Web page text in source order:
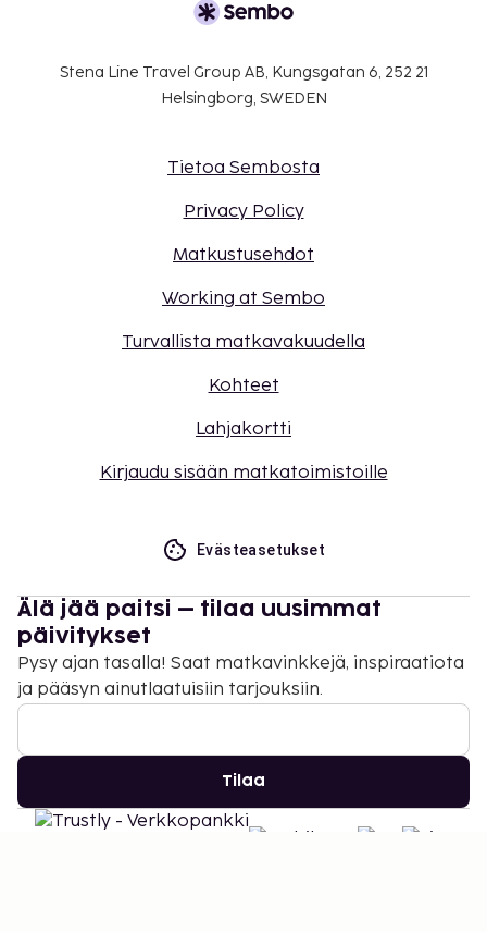
Stena Line Travel Group AB, Kungsgatan 6, 252 21
Helsingborg, SWEDEN
Tietoa Sembosta
Privacy Policy
Matkustusehdot
Working at Sembo
Turvallista matkavakuudella
Kohteet
Lahjakortti
Kirjaudu sisään matkatoimistoille
Evästeasetukset
Älä jää paitsi – tilaa uusimmat
päivitykset
Pysy ajan tasalla! Saat matkavinkkejä, inspiraatiota
ja pääsyn ainutlaatuisiin tarjouksiin.
Tilaa